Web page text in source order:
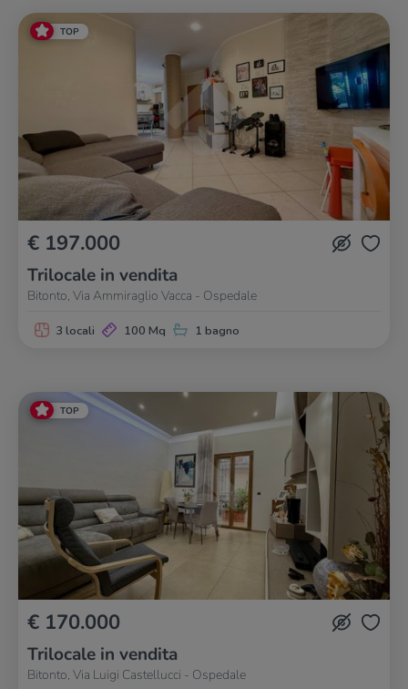
TOP
€ 197.000
Trilocale in vendita
Bitonto, Via Ammiraglio Vacca - Ospedale
3 locali 100 Mq 1 bagno
TOP
€ 170.000
Trilocale in vendita
Bitonto, Via Luigi Castellucci - Ospedale